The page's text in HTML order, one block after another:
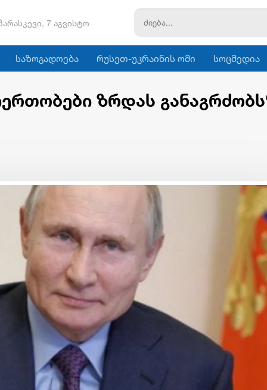
7 აგვისტო
საზოგადოება რუსეთ-უკრაინის ომი სოცმედია
ზრდას